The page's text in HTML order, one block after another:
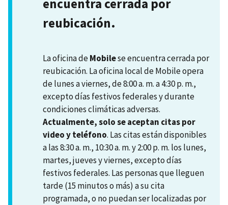
encuentra cerrada por
reubicación.
La oficina deMobilese encuentra cerrada por
reubicación. La oficina local de Mobile opera
de lunes a viernes, de 8:00 a. m. a 4:30 p. m.,
excepto días festivos federales y durante
condiciones climáticas adversas.
Actualmente, solo se aceptan citas por
video y teléfono. Las citas están disponibles
a las 8:30 a. m., 10:30 a. m. y 2:00 p. m. los lunes,
martes, jueves y viernes, excepto días
festivos federales. Las personas que lleguen
tarde (15 minutos o más) a su cita
programada, o no puedan ser localizadas por